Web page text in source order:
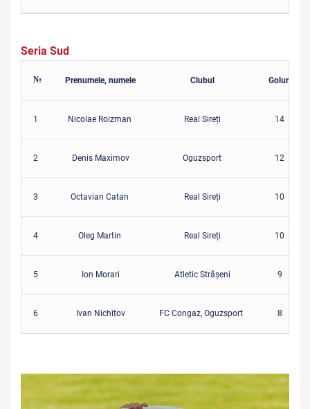
Seria Sud
№ Prenumele, numele Clubul Goluri
1 Nicolae Roizman Real Sireți 14
2 Denis Maximov Oguzsport 12
3 Octavian Catan Real Sireți 10
4 Oleg Martin Real Sireți 10
5 Ion Morari Atletic Strășeni 9
6 Ivan Nichitov FC Congaz, Oguzsport 8